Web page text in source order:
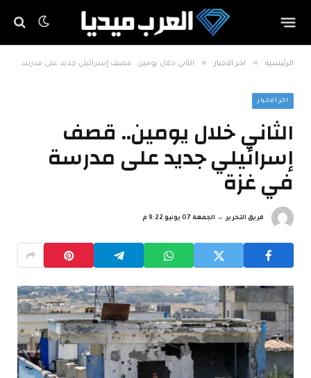
الرئيسية » اخر الاخبار » الثاني خلال يومين.. قصف إسرائيلي جديد على مدرسة في غزة
اخر الاخبار
الثاني خلال يومين.. قصف
إسرائيلي جديد على مدرسة
في غزة
فريق التحرير الجمعة 07 يونيو 9:22 م